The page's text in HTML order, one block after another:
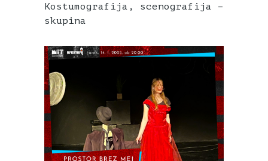
Kostumografija, scenografija –
skupina